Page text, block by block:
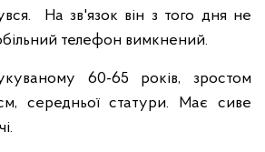
На зв'язок він з того дня не
телефон вимкнений.
60-65 років, зростом
середньої статури. Має сиве